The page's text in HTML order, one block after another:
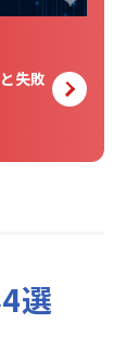
失敗
選